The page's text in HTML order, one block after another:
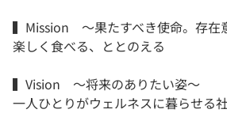
▍Mission 〜果たすべき使命。存在
楽しく食べる、ととのえる
▍Vision 〜将来のありたい姿〜
一人ひとりがウェルネスに暮らせる